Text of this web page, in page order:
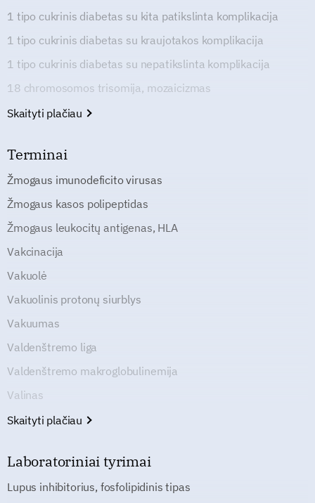
1 tipo cukrinis diabetas su kita patikslinta komplikacija
1 tipo cukrinis diabetas su kraujotakos komplikacija
1 tipo cukrinis diabetas su nepatikslinta komplikacija
18 chromosomos trisomija, mozaicizmas
Skaityti plačiau
Terminai
Žmogaus imunodeficito virusas
Žmogaus kasos polipeptidas
Žmogaus leukocitų antigenas, HLA
Vakcinacija
Vakuolė
Vakuolinis protonų siurblys
Vakuumas
Valdenštremo liga
Valdenštremo makroglobulinemija
Valinas
Skaityti plačiau
Laboratoriniai tyrimai
Lupus inhibitorius, fosfolipidinis tipas